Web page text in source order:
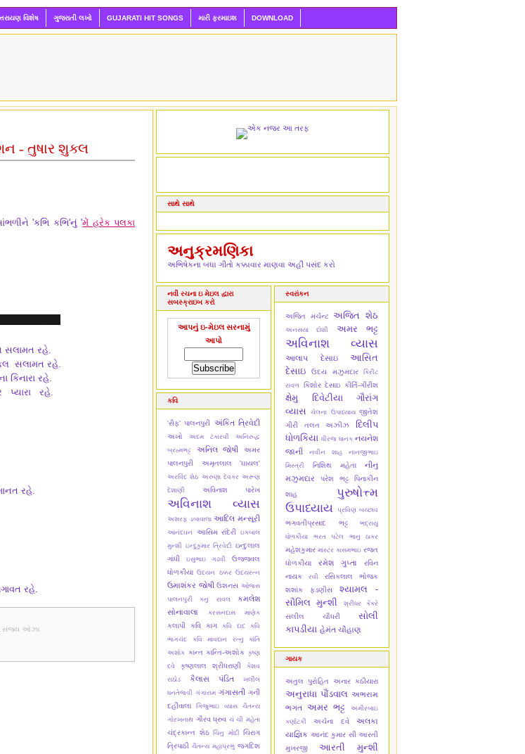
વિશેષ ગુજરાતી લખો GUJARATI HIT SONGS મારી ફરમાઇશ DOWNLOAD
- તુષાર શુક્લ
'કભિ કભિ'નું 'મેં હરેક પલકા
રહે.
રહે.
કિનારા રહે.
પ્યારા રહે.
રહે.
રહે.
સંજય ઓઝા
સાથે સાથે
અનુક્રમણિકા
અભિષેકના બધા ગીતો કક્કાવાર માણવા અહીં પસંદ કરો
નવી રચના ઇ મેઇલ દ્વારા
સબસ્ક્રાઇબ કરો
આપનું ઇ-મેઇલ સરનામું
આપો
કવિ
'સૈફ' પાલનપુરી અંકિત ત્રિવેદી
અખો અદમ ટંકારવી
અનિરુદ્ધ
બ્રહ્મભટ્ટ
અનિલ જોષી
અમર
પાલનપુરી
અમૃતલાલ 'ઘાયલ'
અરવિંદ શેઠ અરુણા દેવકર અરૂણ
દેશાણી
અવિનાશ પારેખ
અવિનાશ વ્યાસ
અશરફ ડબાવાલા આદિલ મન્સૂરી
આનંદઘન આસિમ રાંદેરી
ઇકબાલ
મુન્શી ઇન્દુકુમાર ત્રિવેદી
ઇન્દુલાલ
ગાંધી
ઇસુભાઇ ગઢવી
ઉજ્જવલ
ધોળકીયા ઉદયન ઠક્કર ઉદયરત્ન
ઉમાશંકર જોષી ઉશનસ ઓજસ
પાલનપુરી
કનુ રાવલ
કમલેશ
સોનાવાલા
કરસનદાસ માણેક
કલાપી કવિ કાગ કવિ દાદ
કવિ
ભાગચંદ
કવિ માવદાન રત્નુ
કાંતિ
અશોક કાન્ત કાન્તિ-અશોક કૃષ્ણ
દવે
કૃષ્ણલાલ શ્રીધરાણી
કેશવ
રાઠોડ
કૈલાસ પંડિત
ખલીલ
ધનતેજવી ગંગારામ ગંગાસતી ગની
દહીંવાલા
ગિજુભાઇ વ્યાસ ચૈતન્ય
ગોરખનાથ ગૌરવ ધ્રુવ ચં ચી મહેતા
ચંદ્રકાન્ત શેઠ ચિનુ મોદી ચિરાગ
ત્રિપાઠી ચૈતન્ય મહાપ્રભુ જગદિશ
સ્વરાંકન
અજિત મર્ચન્ટ અજિત શેઠ
અનસયા દોશી અમર ભટ્ટ
અવિનાશ વ્યાસ
આલાપ દેસાઇ
આસિત
દેસાઇ
ઉદય મઝુમદાર
કિરીટ
રાવળ કિશોર દેસાઇ કીર્તિ-ગીરીશ
ક્ષેમુ દિવેટીયા
ગૌરાંગ
વ્યાસ
ચેલના ઉપાધ્યાય જીતેશ
ગીરી
તલત અઝીઝ
દિલીપ
ધોળકિયા ધીરજ ધાનક નયનેશ
જાની
નવીન શાહ
નાનજીભાઇ
મિસ્ત્રી
નિશિથ મહેતા
નીનુ
મઝુમદાર
પરેશ ભટ્ટ
પિનાકીન
શાહ
પુરુષોત્ત્મ
ઉપાધ્યાય
પ્રવિણ બચ્છાવ
ભગવતીપ્રસાદ ભટ્ટ
ભદ્રાયુ
ધોળકીયા
ભરત પટેલ ભાનુ ઠાકર
મહેશકુમાર માસ્ટર કાસમભાઇ રજત
ધોળકીયા
રમેશ ગુપ્તા
રવિન
નાયક
રવી
રસિકલાલ ભોજક
શશાંક ફડણીસ
શ્યામલ -
સૌમિલ મુન્શી
શ્રીધર કેંકરે
સલીલ ચૌધરી
સોલી
કાપડીયા હેમંત ચૌહાણ
ગાયક
અતુલ પુરોહિત અનાર કઠીયારા
અનુરાધા પૌંડવાલ અભરામ
ભગત
અમર ભટ્ટ
અમીરબાઇ
કર્ણાટકી
અર્ચના દવે
અલકા
યાજ્ઞિક આનંદ કુમાર સી આરતી
મુખરજી
આરતી મુન્શી